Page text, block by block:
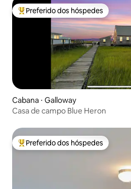
Entre os melhores preferidos dos
Preferido dos hóspedes
Cabana ⋅ Galloway
Casa de campo Blue Heron
Entre os melhores preferidos dos
Preferido dos hóspedes